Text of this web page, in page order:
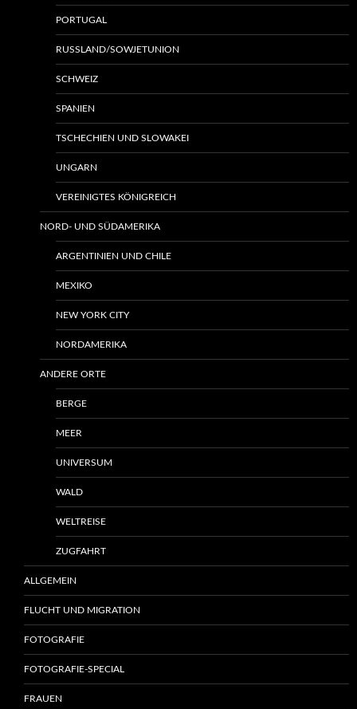
PORTUGAL
RUSSLAND/SOWJETUNION
SCHWEIZ
SPANIEN
TSCHECHIEN UND SLOWAKEI
UNGARN
VEREINIGTES KÖNIGREICH
NORD- UND SÜDAMERIKA
ARGENTINIEN UND CHILE
MEXIKO
NEW YORK CITY
NORDAMERIKA
ANDERE ORTE
BERGE
MEER
UNIVERSUM
WALD
WELTREISE
ZUGFAHRT
ALLGEMEIN
FLUCHT UND MIGRATION
FOTOGRAFIE
FOTOGRAFIE-SPECIAL
FRAUEN